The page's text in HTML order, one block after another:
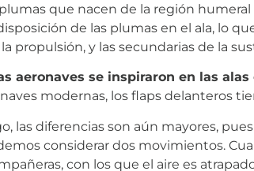
que nacen de la región humeral
de las plumas en el ala, lo
propulsión, y las secundarias de la
aeronaves se inspiraron en las alas
modernas, los flaps delanteros
las diferencias son aún mayores,
considerar dos movimientos.
con los que el aire es